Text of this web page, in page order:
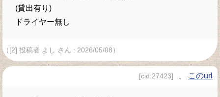
(貸出有り)
ドライヤー無し
（[2] 投稿者 よし さん : 2026/05/08）
[cid:27423] このurl